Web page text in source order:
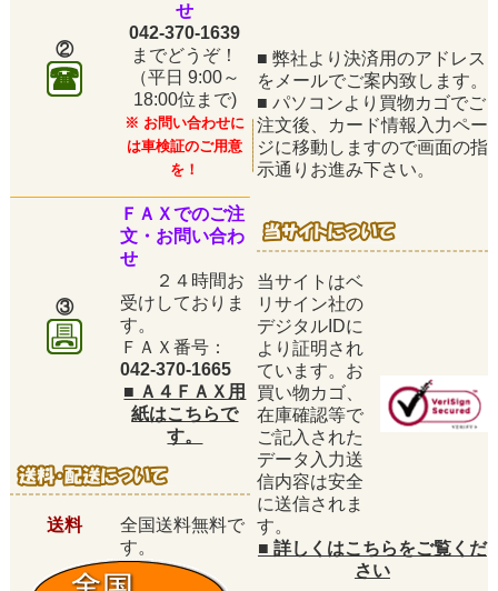
②
せ
042-370-1639
までどうぞ！
（平日 9:00～
18:00位まで)
※ お問い合わせに
は車検証のご用意
を！
■ 弊社より決済用のアドレス
をメールでご案内致します。
■ パソコンより買物カゴでご
注文後、カード情報入力ペー
ジに移動しますので画面の指
示通りお進み下さい。
③
ＦＡＸでのご注
文・お問い合わ
せ
２４時間お
受けしておりま
す。
ＦＡＸ番号：
042-370-1665
当サイトはベ
リサイン社の
デジタルIDに
より証明され
ています。お
買い物カゴ、
在庫確認等で
ご記入された
データ入力送
信内容は安全
に送信されま
す。
■ 詳しくはこちらをご覧くだ
さい
■ Ａ４ＦＡＸ用
紙はこちらで
す。
送料
全国送料無料で
す。